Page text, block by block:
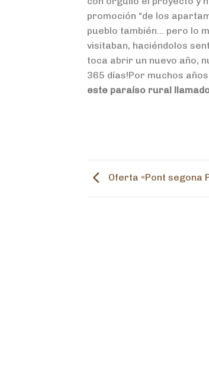
promoción “de los
pueblo también… pero lo
visitaban, haciéndolos
toca abrir un nuevo año,
365 días!Por muchos
este paraíso rural
Oferta «Pont segona